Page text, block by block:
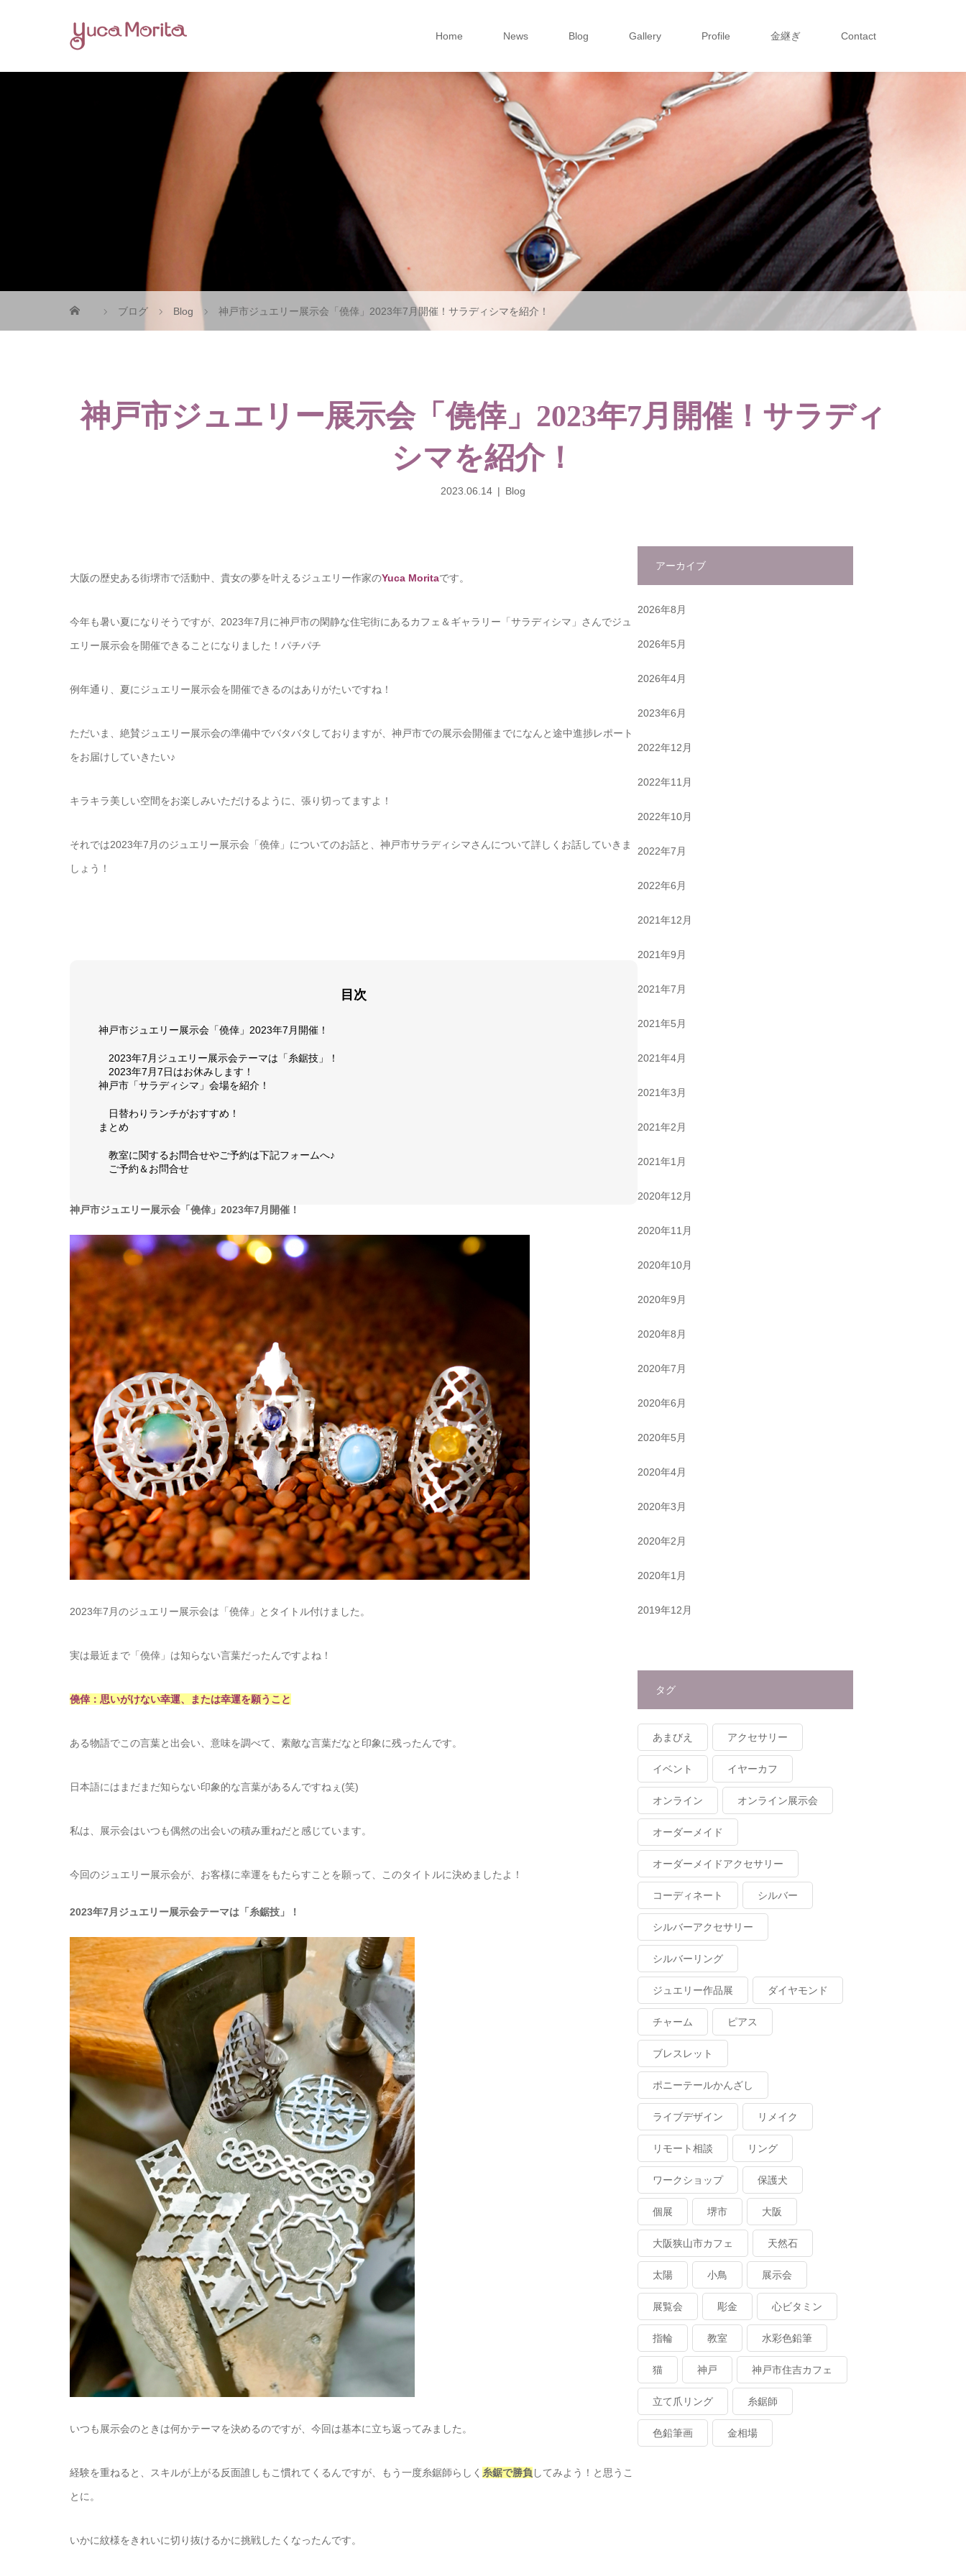
Home News Blog Gallery Profile 金継ぎ Contact
ブログ Blog 神戸市ジュエリー展示会「僥倖」2023年7月開催！サラディシマを紹介！
神戸市ジュエリー展示会「僥倖」2023年7月開催！サラディ
シマを紹介！
2023.06.14 Blog
大阪の歴史ある街堺市で活動中、貴女の夢を叶えるジュエリー作家のYuca Moritaです。
今年も暑い夏になりそうですが、2023年7月に神戸市の閑静な住宅街にあるカフェ＆ギャラリー「サラディシマ」さんでジュ
エリー展示会を開催できることになりました！パチパチ
例年通り、夏にジュエリー展示会を開催できるのはありがたいですね！
ただいま、絶賛ジュエリー展示会の準備中でバタバタしておりますが、神戸市での展示会開催までになんと途中進捗レポート
をお届けしていきたい♪
キラキラ美しい空間をお楽しみいただけるように、張り切ってますよ！
それでは2023年7月のジュエリー展示会「僥倖」についてのお話と、神戸市サラディシマさんについて詳しくお話していきま
しょう！
目次
神戸市ジュエリー展示会「僥倖」2023年7月開催！
2023年7月ジュエリー展示会テーマは「糸鋸技」！
2023年7月7日はお休みします！
神戸市「サラディシマ」会場を紹介！
日替わりランチがおすすめ！
まとめ
教室に関するお問合せやご予約は下記フォームへ♪
ご予約＆お問合せ
神戸市ジュエリー展示会「僥倖」2023年7月開催！
2023年7月のジュエリー展示会は「僥倖」とタイトル付けました。
実は最近まで「僥倖」は知らない言葉だったんですよね！
僥倖：思いがけない幸運、または幸運を願うこと
ある物語でこの言葉と出会い、意味を調べて、素敵な言葉だなと印象に残ったんです。
日本語にはまだまだ知らない印象的な言葉があるんですねぇ(笑)
私は、展示会はいつも偶然の出会いの積み重ねだと感じています。
今回のジュエリー展示会が、お客様に幸運をもたらすことを願って、このタイトルに決めましたよ！
2023年7月ジュエリー展示会テーマは「糸鋸技」！
いつも展示会のときは何かテーマを決めるのですが、今回は基本に立ち返ってみました。
経験を重ねると、スキルが上がる反面誰しもこ慣れてくるんですが、もう一度糸鋸師らしく 糸鋸で勝負 してみよう！と思うこ
とに。
いかに紋様をきれいに切り抜けるかに挑戦したくなったんです。
アーカイブ
2026年8月
2026年5月
2026年4月
2023年6月
2022年12月
2022年11月
2022年10月
2022年7月
2022年6月
2021年12月
2021年9月
2021年7月
2021年5月
2021年4月
2021年3月
2021年2月
2021年1月
2020年12月
2020年11月
2020年10月
2020年9月
2020年8月
2020年7月
2020年6月
2020年5月
2020年4月
2020年3月
2020年2月
2020年1月
2019年12月
タグ
あまびえ アクセサリー
イベント イヤーカフ
オンライン オンライン展示会
オーダーメイド
オーダーメイドアクセサリー
コーディネート シルバー
シルバーアクセサリー
シルバーリング
ジュエリー作品展 ダイヤモンド
チャーム ピアス
ブレスレット
ポニーテールかんざし
ライブデザイン リメイク
リモート相談 リング
ワークショップ 保護犬
個展 堺市 大阪
大阪狭山市カフェ 天然石
太陽 小鳥 展示会
展覧会 彫金 心ビタミン
指輪 教室 水彩色鉛筆
猫 神戸 神戸市住吉カフェ
立て爪リング 糸鋸師
色鉛筆画 金相場